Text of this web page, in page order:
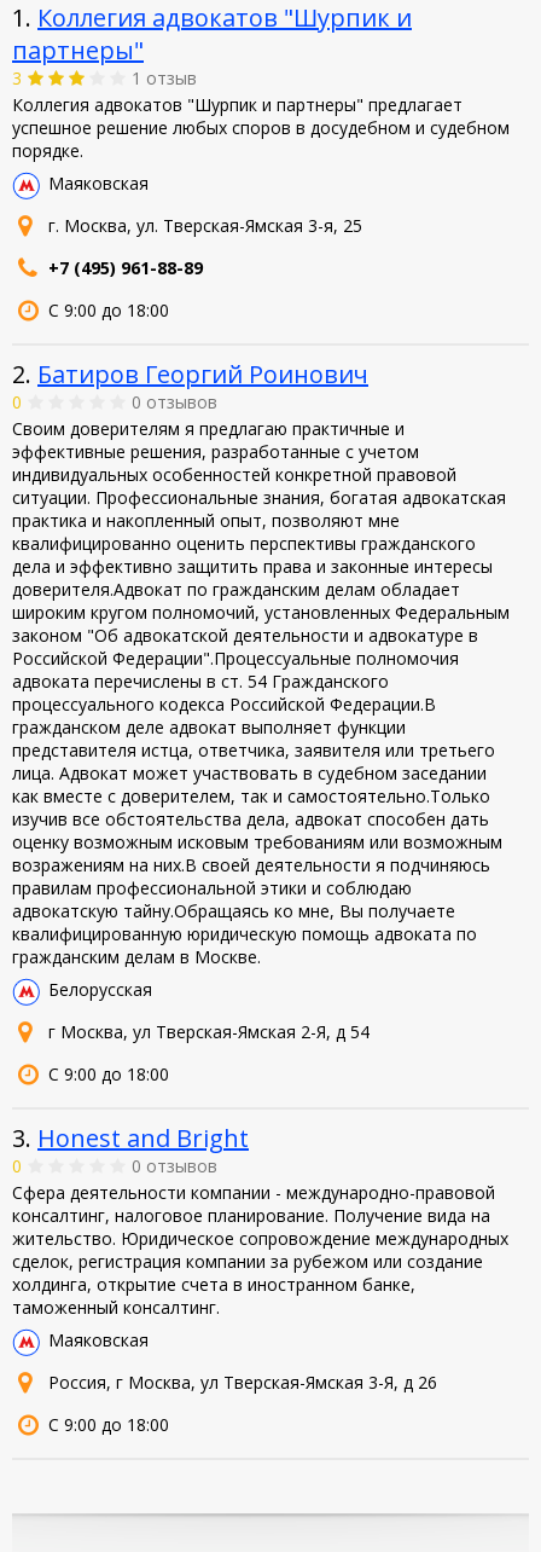
1. Коллегия адвокатов "Шурпик и
партнеры"
3
1 отзыв
Коллегия адвокатов "Шурпик и партнеры" предлагает
успешное решение любых споров в досудебном и судебном
порядке.
Маяковская
г. Москва, ул. Тверская-Ямская 3-я, 25
+7 (495) 961-88-89
С 9:00 до 18:00
2. Батиров Георгий Роинович
0
0 отзывов
Своим доверителям я предлагаю практичные и
эффективные решения, разработанные с учетом
индивидуальных особенностей конкретной правовой
ситуации. Профессиональные знания, богатая адвокатская
практика и накопленный опыт, позволяют мне
квалифицированно оценить перспективы гражданского
дела и эффективно защитить права и законные интересы
доверителя.Адвокат по гражданским делам обладает
широким кругом полномочий, установленных Федеральным
законом "Об адвокатской деятельности и адвокатуре в
Российской Федерации".Процессуальные полномочия
адвоката перечислены в ст. 54 Гражданского
процессуального кодекса Российской Федерации.В
гражданском деле адвокат выполняет функции
представителя истца, ответчика, заявителя или третьего
лица. Адвокат может участвовать в судебном заседании
как вместе с доверителем, так и самостоятельно.Только
изучив все обстоятельства дела, адвокат способен дать
оценку возможным исковым требованиям или возможным
возражениям на них.В своей деятельности я подчиняюсь
правилам профессиональной этики и соблюдаю
адвокатскую тайну.Обращаясь ко мне, Вы получаете
квалифицированную юридическую помощь адвоката по
гражданским делам в Москве.
Белорусская
г Москва, ул Тверская-Ямская 2-Я, д 54
С 9:00 до 18:00
3. Honest and Bright
0
0 отзывов
Сфера деятельности компании - международно-правовой
консалтинг, налоговое планирование. Получение вида на
жительство. Юридическое сопровождение международных
сделок, регистрация компании за рубежом или создание
холдинга, открытие счета в иностранном банке,
таможенный консалтинг.
Маяковская
Россия, г Москва, ул Тверская-Ямская 3-Я, д 26
С 9:00 до 18:00